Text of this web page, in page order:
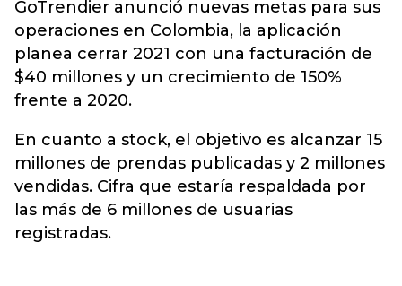
GoTrendier anunció nuevas metas para sus
operaciones en Colombia, la aplicación
planea cerrar 2021 con una facturación de
$40 millones y un crecimiento de 150%
frente a 2020.
En cuanto a stock, el objetivo es alcanzar 15
millones de prendas publicadas y 2 millones
vendidas. Cifra que estaría respaldada por
las más de 6 millones de usuarias
registradas.